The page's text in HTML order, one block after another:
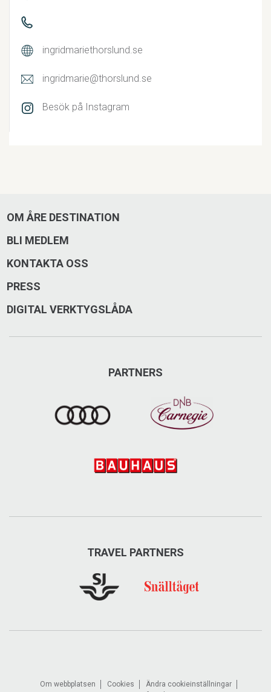
ingridmariethorslund.se
ingridmarie@thorslund.se
Besök på Instagram
OM ÅRE DESTINATION
BLI MEDLEM
KONTAKTA OSS
PRESS
DIGITAL VERKTYGSLÅDA
PARTNERS
TRAVEL PARTNERS
Om webbplatsen Cookies
Ändra cookieinställningar